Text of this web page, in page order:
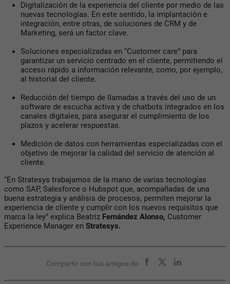
Digitalización de la experiencia del cliente por medio de las
nuevas tecnologías. En este sentido, la implantación e
integración, entre otras, de soluciones de CRM y de
Marketing, será un factor clave.
Soluciones especializadas en “Customer care” para
garantizar un servicio centrado en el cliente, permitiendo el
acceso rápido a información relevante, como, por ejemplo,
al historial del cliente.
Reducción del tiempo de llamadas a través del uso de un
software de escucha activa y de chatbots integrados en los
canales digitales, para asegurar el cumplimiento de los
plazos y acelerar respuestas.
Medición de datos con herramientas especializadas con el
objetivo de mejorar la calidad del servicio de atención al
cliente.
“En Stratesys trabajamos de la mano de varias tecnologías
como SAP, Salesforce o Hubspot que, acompañadas de una
buena estrategia y análisis de procesos, permiten mejorar la
experiencia de cliente y cumplir con los nuevos requisitos que
marca la ley” explica Beatriz Fernández Alonso, Customer
Experience Manager en Stratesys.
Compartir con tus amigos de